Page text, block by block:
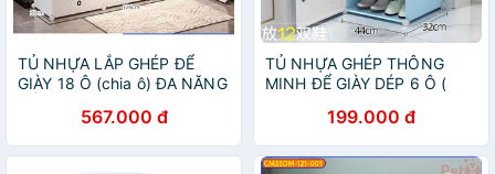
TỦ NHỰA LẮP GHÉP ĐỂ
GIÀY 18 Ô (chia ô) ĐA NĂNG
567.000 đ
TỦ NHỰA GHÉP THÔNG
MINH ĐỂ GIÀY DÉP 6 Ô (
199.000 đ